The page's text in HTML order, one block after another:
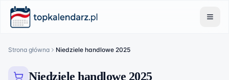
Strona główna Niedziele handlowe 2025
Niedziele handlowe 2025